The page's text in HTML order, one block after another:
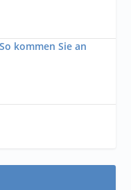
kommen Sie an